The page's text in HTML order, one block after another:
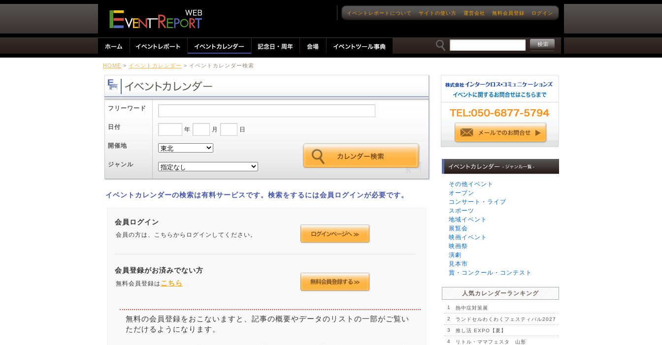
イベントレポートについて サイトの使い方 運営会社 無料会員登録 ログイン
HOME > イベントカレンダー > イベントカレンダー検索
フリーワード
日付 年 月 日
開催地
ジャンル
イベントカレンダーの検索は有料サービスです。検索をするには会員ログインが必要です。
会員ログイン
会員の方は、こちらからログインしてください。
会員登録がお済みでない方
無料会員登録は こちら
無料の会員登録をおこないますと、記事の概要やデータのリストの一部がご覧い
ただけるようになります。
その他イベント
オープン
コンサート・ライブ
スポーツ
地域イベント
展覧会
映画イベント
映画祭
演劇
見本市
賞・コンクール・コンテスト
人気カレンダーランキング
1
熱中症対策展
2
ランドセルわくわくフェスティバル2027
3
推し活 EXPO【夏】
4
リトル・ママフェスタ 山形